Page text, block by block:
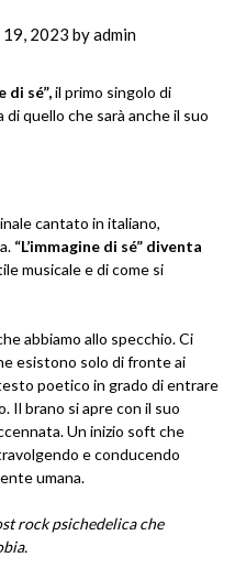
19, 2023 byadmin
di sé”,il primo singolo di
di quello che sarà anche il suo
cantato in italiano,
“L’immagine di sé” diventa
musicale e di come si
abbiamo allo specchio. Ci
esistono solo di fronte ai
poetico in grado di entrare
Il brano si apre con il suo
Un inizio soft che
e conducendo
umana.
rock psichedelica che